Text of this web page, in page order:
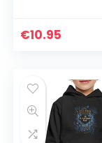
jongens trui
€10.95